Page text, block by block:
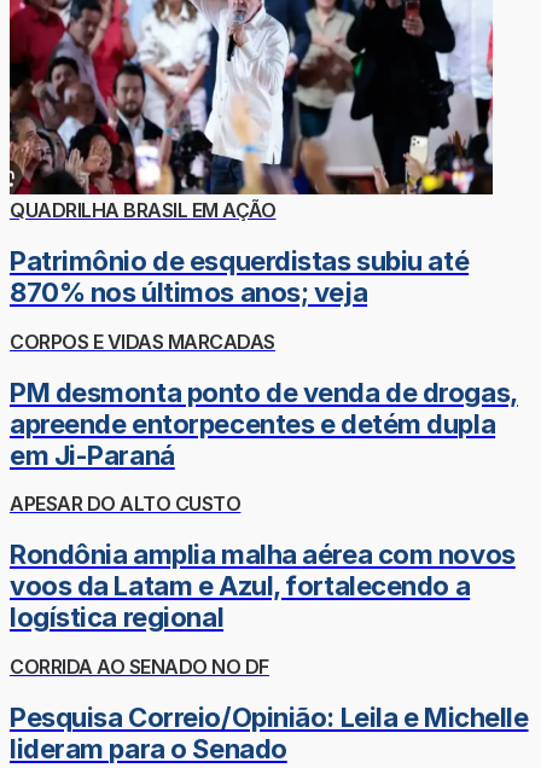
QUADRILHA BRASIL EM AÇÃO
Patrimônio de esquerdistas subiu até
870% nos últimos anos; veja
CORPOS E VIDAS MARCADAS
PM desmonta ponto de venda de drogas,
apreende entorpecentes e detém dupla
em Ji-Paraná
APESAR DO ALTO CUSTO
Rondônia amplia malha aérea com novos
voos da Latam e Azul, fortalecendo a
logística regional
CORRIDA AO SENADO NO DF
Pesquisa Correio/Opinião: Leila e Michelle
lideram para o Senado